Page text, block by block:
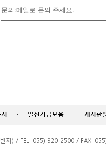
문의 :메일로 문의 주세요.
· 발전기금모음 · 게시판
지) / TEL. 055) 320-2500 / FAX.